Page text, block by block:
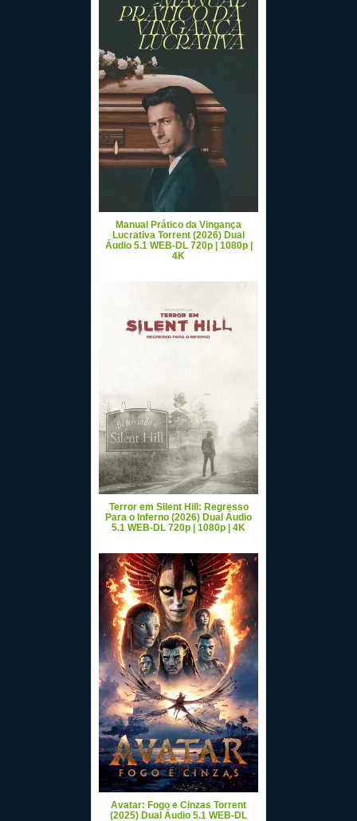
Manual Prático da Vingança
Lucrativa Torrent (2026) Dual
Áudio 5.1 WEB-DL 720p | 1080p |
4K
Terror em Silent Hill: Regresso
Para o Inferno (2026) Dual Áudio
5.1 WEB-DL 720p | 1080p | 4K
Avatar: Fogo e Cinzas Torrent
(2025) Dual Áudio 5.1 WEB-DL